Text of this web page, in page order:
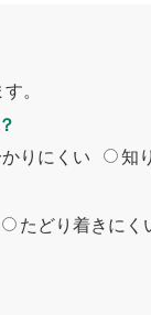
。
りにくい
知
たどり着きにく